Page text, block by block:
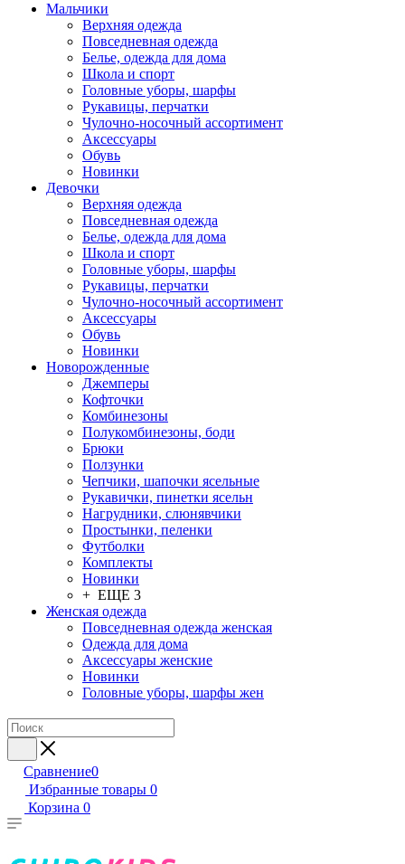
Мальчики
Верхняя одежда
Повседневная одежда
Белье, одежда для дома
Школа и спорт
Головные уборы, шарфы
Рукавицы, перчатки
Чулочно-носочный ассортимент
Аксессуары
Обувь
Новинки
Девочки
Верхняя одежда
Повседневная одежда
Белье, одежда для дома
Школа и спорт
Головные уборы, шарфы
Рукавицы, перчатки
Чулочно-носочный ассортимент
Аксессуары
Обувь
Новинки
Новорожденные
Джемперы
Кофточки
Комбинезоны
Полукомбинезоны, боди
Брюки
Ползунки
Чепчики, шапочки ясельные
Рукавички, пинетки ясельн
Нагрудники, слюнявчики
Простынки, пеленки
Футболки
Комплекты
Новинки
+ ЕЩЕ 3
Женская одежда
Повседневная одежда женская
Одежда для дома
Аксессуары женские
Новинки
Головные уборы, шарфы жен
Сравнение0
Избранные товары 0
Корзина 0